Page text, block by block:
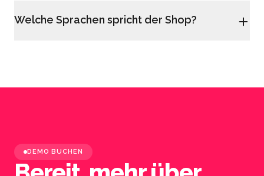
Welche Sprachen spricht der Shop?
DEMO BUCHEN